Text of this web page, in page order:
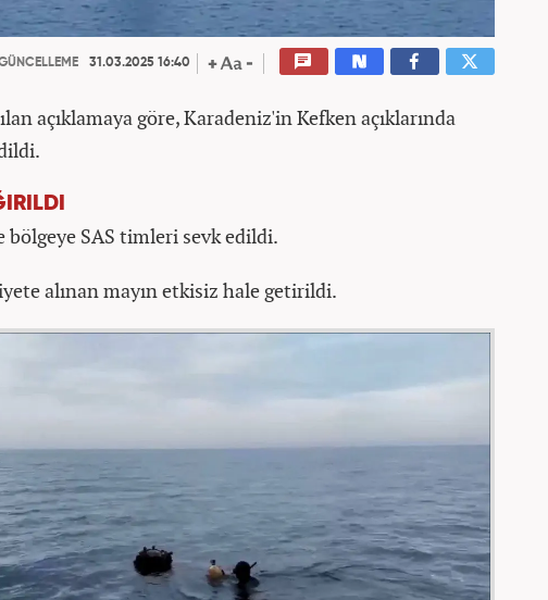
31.03.2025 16:40
açıklamaya göre, Karadeniz'in Kefken açıklarında
bölgeye SAS timleri sevk edildi.
alınan mayın etkisiz hale getirildi.